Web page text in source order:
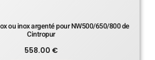
ou inox argenté pour NW500/650/800 de
Cintropur
558.00 €